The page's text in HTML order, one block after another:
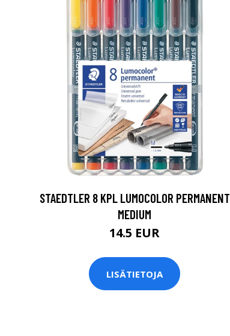
STAEDTLER 8 KPL LUMOCOLOR PERMANENT
MEDIUM
14.5 EUR
LISÄTIETOJA